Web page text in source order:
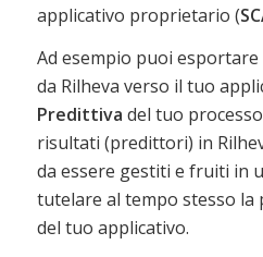
applicativo proprietario (
Ad esempio puoi
da Rilheva verso il tuo
Predittiva del tuo
risultati (predittori) in
da essere gestiti e fruiti in
tutelare al tempo stesso
del tuo applicativo.